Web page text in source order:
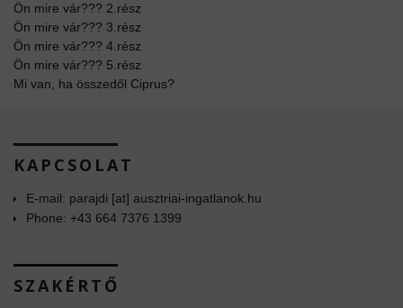
Ön mire vár??? 2.rész
Ön mire vár??? 3.rész
Ön mire vár??? 4.rész
Ön mire vár??? 5.rész
Mi van, ha összedől Ciprus?
KAPCSOLAT
E-mail: parajdi [at] ausztriai-ingatlanok.hu
Phone: +43 664 7376 1399
SZAKÉRTŐ